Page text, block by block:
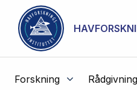
Gå til hovedinnhold
Forskning Rådgivning
NOT CACHED